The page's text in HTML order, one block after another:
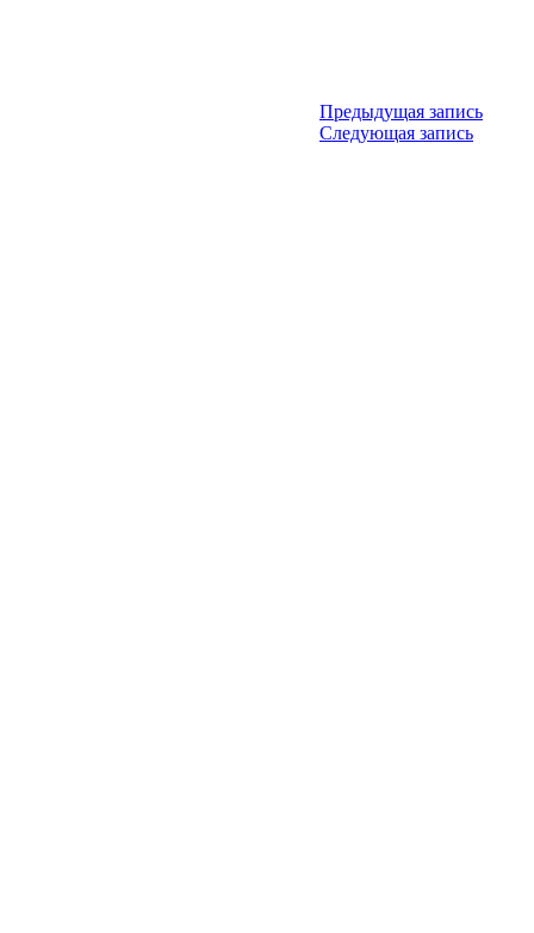
Предыдущая запись
Следующая запись